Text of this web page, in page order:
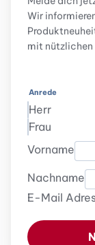
Wir
mit nützlichen
Anrede
Herr
Frau
Vorname
Nachname
E-Mail